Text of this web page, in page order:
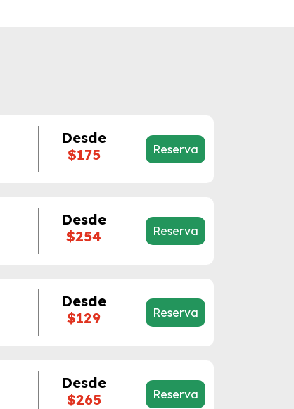
Desde
$175
Reserva
Desde
$254
Reserva
Desde
$129
Reserva
Desde
$265
Reserva